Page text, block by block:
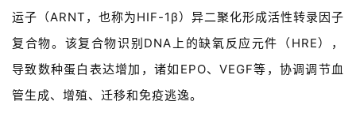
运子（ARNT，也称为HIF-1β）异二聚化形成活性转录因子
复合物。该复合物识别DNA上的缺氧反应元件（HRE），
导致数种蛋白表达增加，诸如EPO、VEGF等，协调调节血
管生成、增殖、迁移和免疫逃逸。